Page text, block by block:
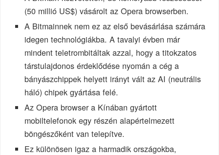
(50 millió US$) vásárolt az Opera browserben.
A Bitmainnek nem ez az első bevásárlása számára
idegen technológiákba. A tavalyi évben már
mindent teletrombitáltak azzal, hogy a titokzatos
társtulajdonos érdeklődése nyomán a cég a
bányászchippek helyett irányt vált az AI (neutrális
háló) chipek gyártása felé.
Az Opera browser a Kínában gyártott
mobiltelefonok egy részén alapértelmezett
böngészőként van telepítve.
Ez különösen igaz a harmadik országokba,